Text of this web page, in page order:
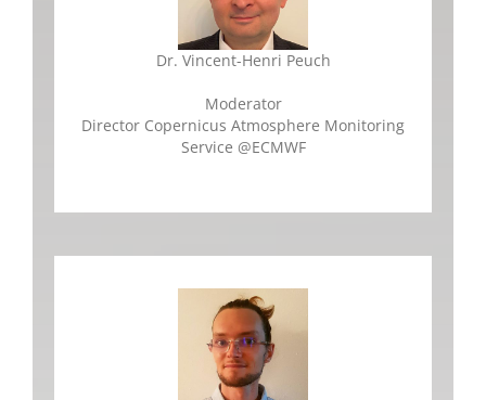
Dr. Vincent-Henri Peuch
Moderator
Director Copernicus Atmosphere Monitoring
Service @ECMWF